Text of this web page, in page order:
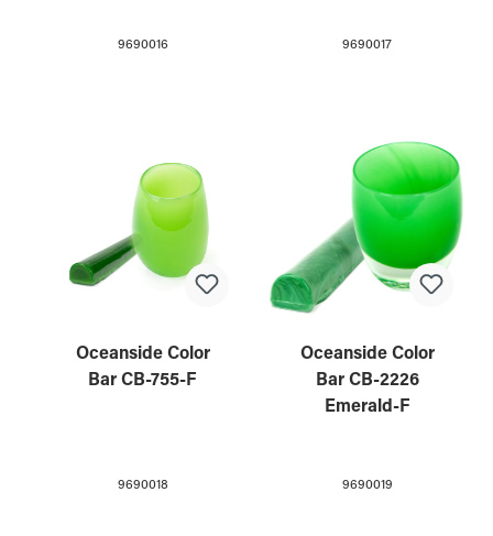
9690016 9690017
Oceanside Color
Bar CB-755-F
9690018
Oceanside Color
Bar CB-2226
Emerald-F
9690019